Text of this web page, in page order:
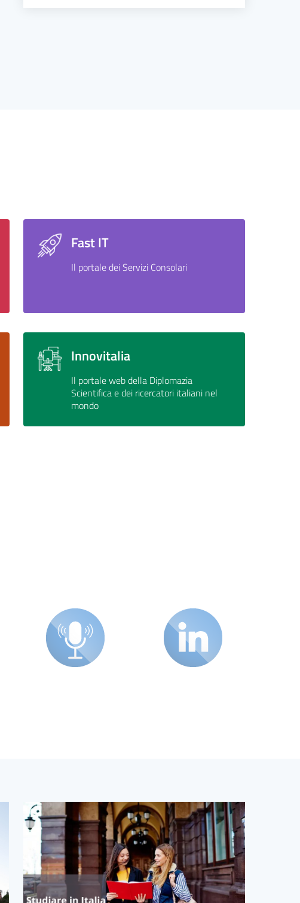
Fast IT
Il portale dei Servizi Consolari
Innovitalia
Il portale web della Diplomazia
Scientifica e dei ricercatori italiani nel
mondo